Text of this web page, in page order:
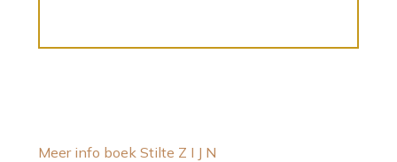
Meer info boek Stilte Z I J N